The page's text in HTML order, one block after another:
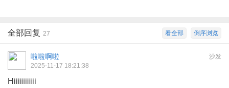
倒序浏览
看全部
全部回复 27
沙发
啦啦啊啦
2025-11-17 18:21:38
Hiiiiiiiiiii